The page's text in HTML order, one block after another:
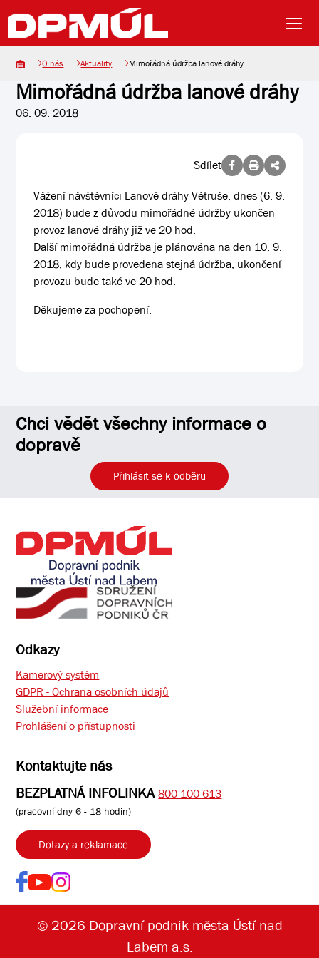
O nás Aktuality Mimořádná údržba lanové dráhy
Mimořádná údržba lanové dráhy
06. 09. 2018
Sdílet
Vážení návštěvníci Lanové dráhy Větruše, dnes (6. 9.
2018) bude z důvodu mimořádné údržby ukončen
provoz lanové dráhy již ve 20 hod.
Další mimořádná údržba je plánována na den 10. 9.
2018, kdy bude provedena stejná údržba, ukončení
provozu bude také ve 20 hod.
Děkujeme za pochopení.
Chci vědět všechny informace o
dopravě
Přihlásit se k odběru
Odkazy
Kamerový systém
GDPR - Ochrana osobních údajů
Služební informace
Prohlášení o přístupnosti
Kontaktujte nás
BEZPLATNÁ INFOLINKA 800 100 613
(pracovní dny 6 - 18 hodin)
Dotazy a reklamace
© 2026 Dopravní podnik města Ústí nad
Labem a.s.